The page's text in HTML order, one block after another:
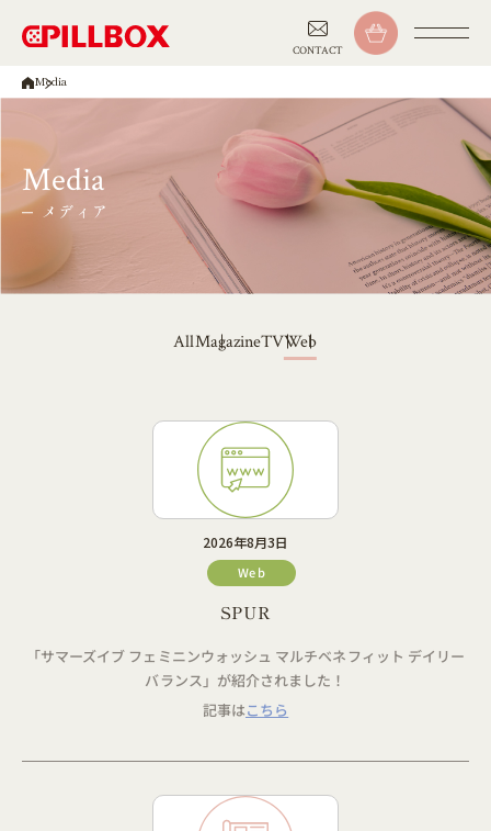
CONTACT
Media
Media
メディア
AllMagazineTVWeb
2026年8月3日
Web
SPUR
「サマーズイブ フェミニンウォッシュ マルチベネフィット デイリー
バランス」が紹介されました！
記事はこちら